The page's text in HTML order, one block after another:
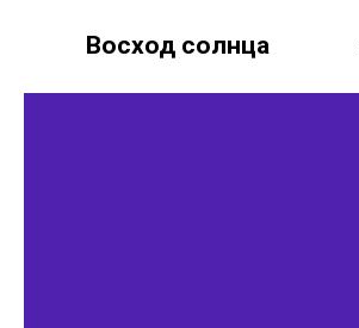
Восход солнца